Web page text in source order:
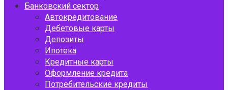
Банковский сектор
Автокредитование
Дебетовые карты
Депозиты
Ипотека
Кредитные карты
Оформление кредита
Потребительские кредиты